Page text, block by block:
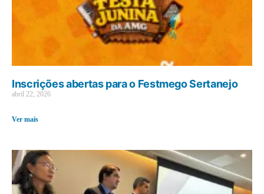
Inscrições abertas para o Festmego Sertanejo
abril 22, 2026
Ver mais